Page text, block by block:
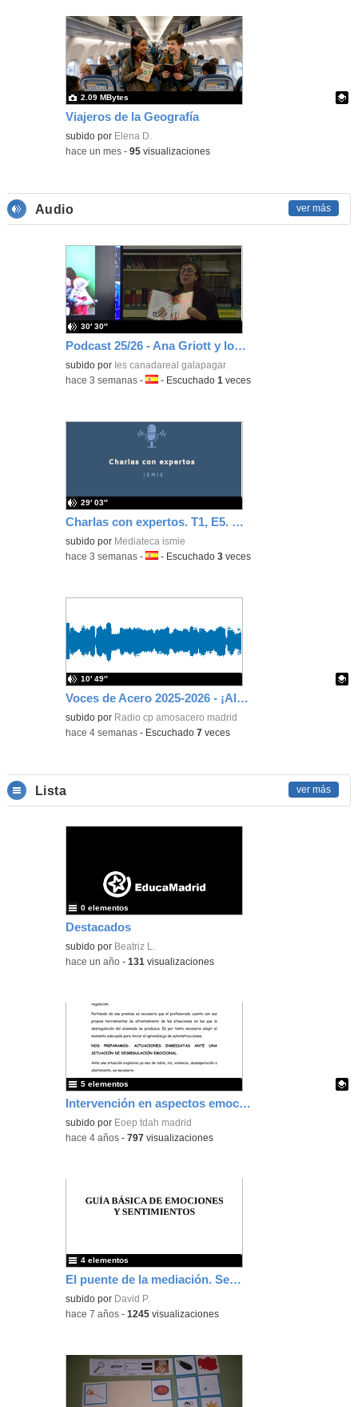
Viajeros de la Geografía
Contenido educativo.
subido por Elena D.
2.09 MBytes
-hace un mes -95 visualizaciones
Audio ver más
Podcast 25/26 - Ana Griott y los cuentos de las voces olvidadas
subido por Ies canadareal galapagar
30′ 30″
-hace 3 semanas -Idioma:
- Escuchado1 veces
Charlas con expertos. T1, E5. David-Li Ilundáin Reviriego
subido por Mediateca ismie
29′ 03″
-hace 3 semanas -Idioma:
- Escuchado3 veces
Voces de Acero 2025-2026 - ¡Alerta, planeta!
Contenido educativo.
subido por Radio cp amosacero madrid
10′ 49″
-hace 4 semanas - Escuchado7 veces
Lista ver más
Destacados
subido por Beatriz L.
0 elementos
-hace un año -131 visualizaciones
Intervención en aspectos emocionales
Contenido educativo.
subido por Eoep tdah madrid
5 elementos
-hace 4 años -797 visualizaciones
El puente de la mediación. Seminario 114. Curso 2018/19. CEIP Andrés Segovia
subido por David P.
4 elementos
-hace 7 años -1245 visualizaciones